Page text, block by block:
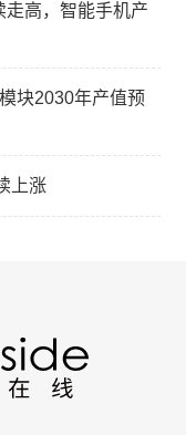
走高，智能手机产
块2030年产值预
上涨